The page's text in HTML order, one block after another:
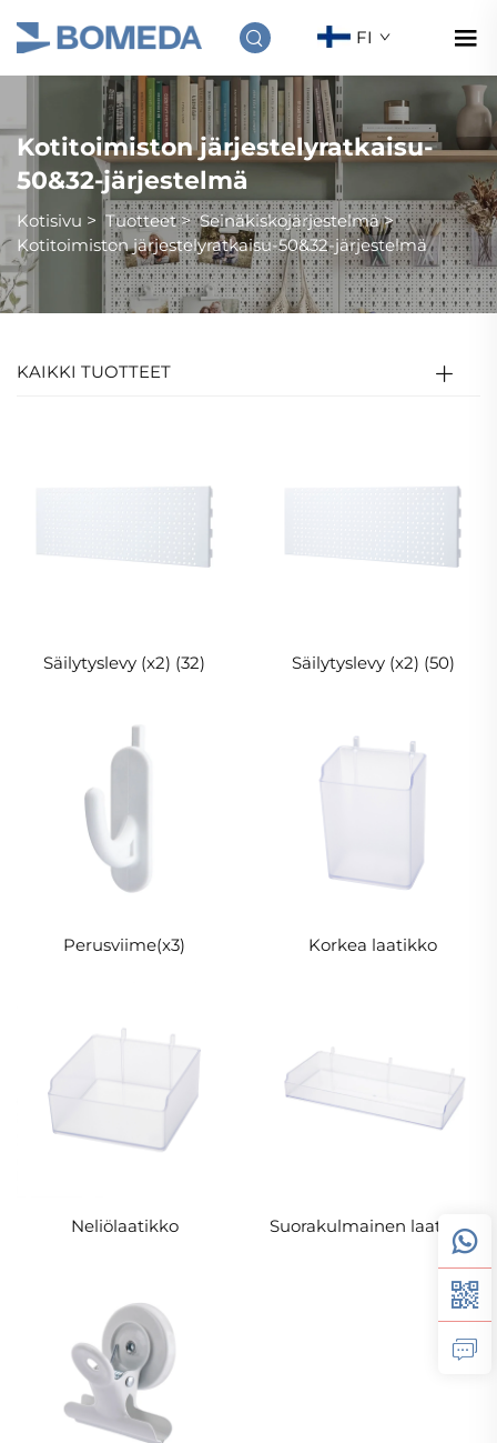
FI
Kotitoimiston järjestelyratkaisu-
50&32-järjestelmä
Kotisivu >Tuotteet>Seinäkiskojärjestelmä>
Kotitoimiston järjestelyratkaisu-50&32-järjestelmä
KAIKKI TUOTTEET
Säilytyslevy (x2) (32) Säilytyslevy (x2) (50)
Perusviime(x3) Korkea laatikko
Neliölaatikko Suorakulmainen laatikko